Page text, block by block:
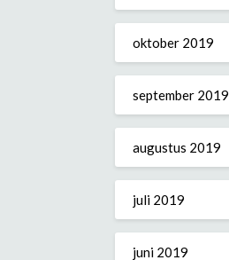
oktober 2019
september 2019
augustus 2019
juli 2019
juni 2019